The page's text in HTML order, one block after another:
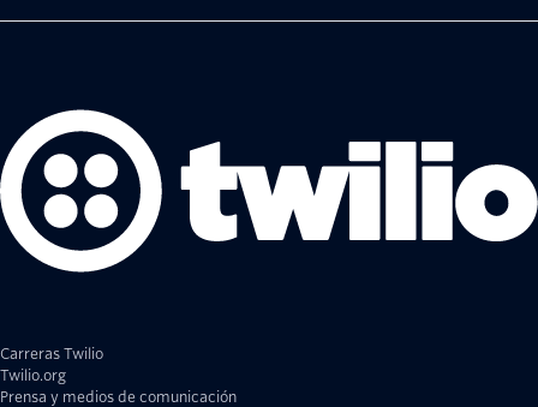
Carreras Twilio
Twilio.org
Prensa y medios de comunicación